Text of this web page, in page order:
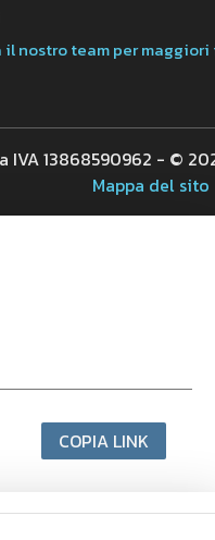
nostro team per
13868590962 - ©
Mappa del sito
COPIA LINK